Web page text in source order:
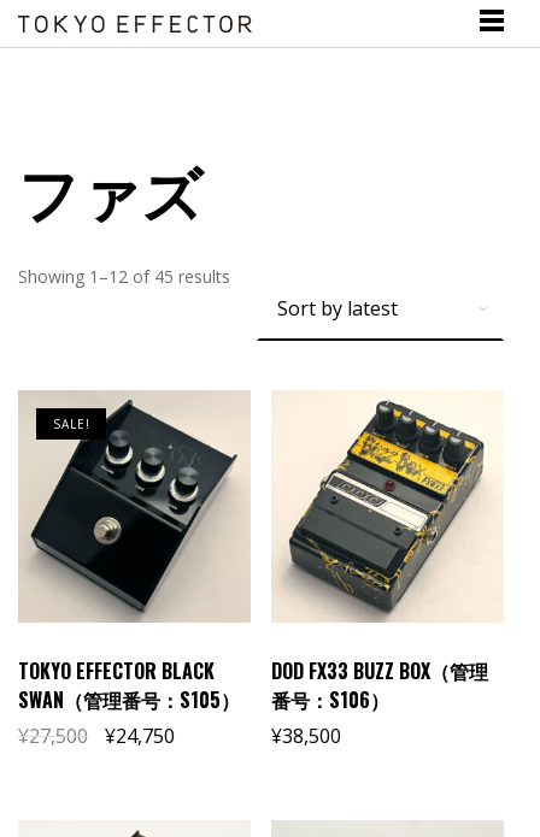
ファズ
Showing 1–12 of 45 results
SALE!
TOKYO EFFECTOR BLACK
SWAN（管理番号：S105）
¥27,500 ¥24,750
DOD FX33 BUZZ BOX（管理
番号：S106）
¥38,500